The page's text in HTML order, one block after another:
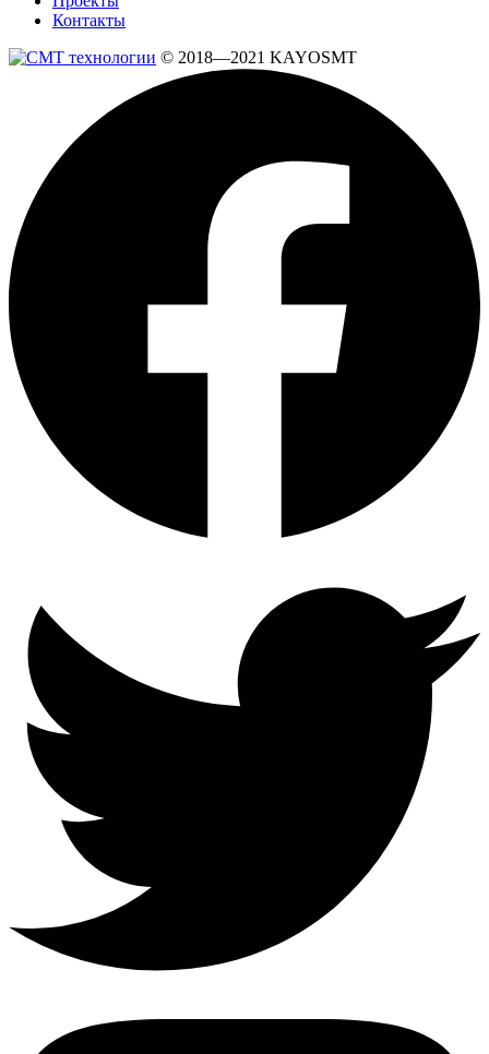
Контакты
© 2018—2021 KAYOSMT